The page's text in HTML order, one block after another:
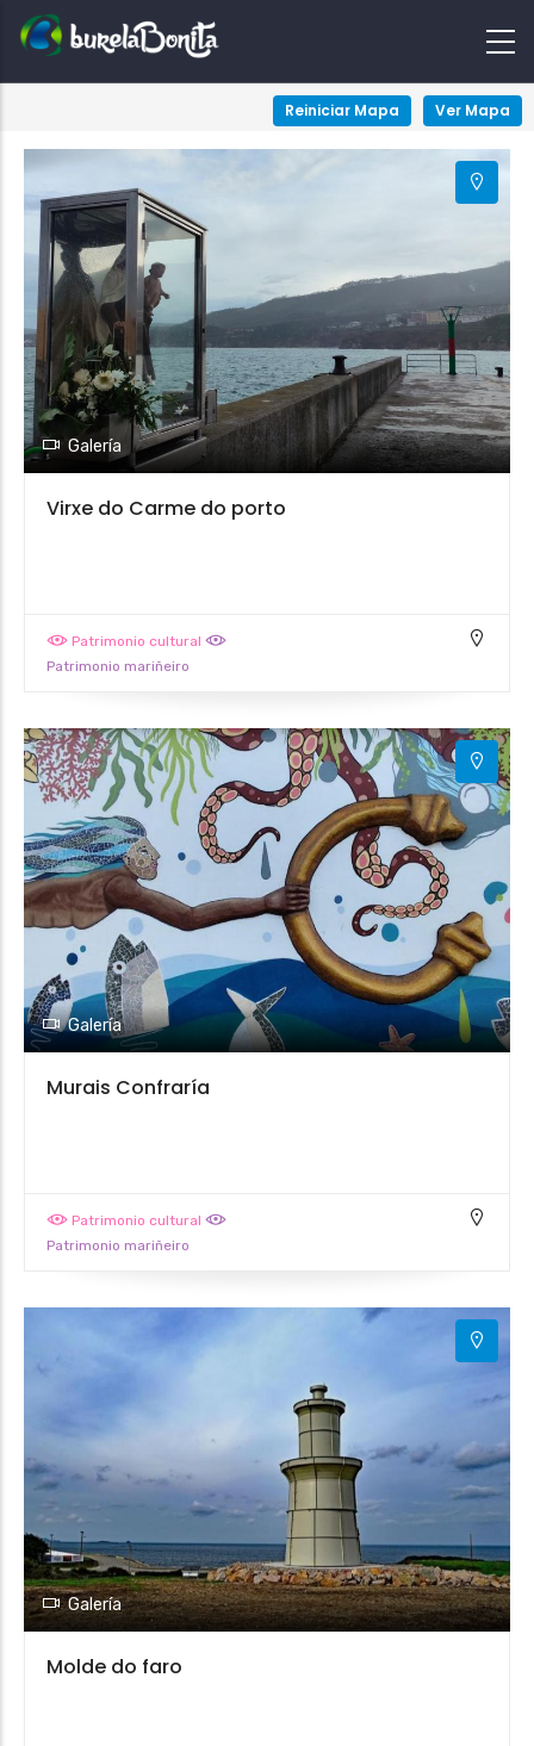
Reiniciar Mapa Ver Mapa
Galería
Virxe do Carme do porto
Patrimonio cultural
Patrimonio mariñeiro
Galería
Murais Confraría
Patrimonio cultural
Patrimonio mariñeiro
Galería
Molde do faro
−